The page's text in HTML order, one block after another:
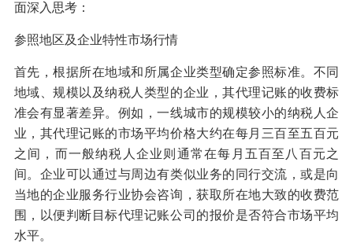
面深入思考：
参照地区及企业特性市场行情
首先，根据所在地域和所属企业类型确定参照标准。不同
地域、规模以及纳税人类型的企业，其代理记账的收费标
准会有显著差异。例如，一线城市的规模较小的纳税人企
业，其代理记账的市场平均价格大约在每月三百至五百元
之间，而一般纳税人企业则通常在每月五百至八百元之
间。企业可以通过与周边有类似业务的同行交流，或是向
当地的企业服务行业协会咨询，获取所在地大致的收费范
围，以便判断目标代理记账公司的报价是否符合市场平均
水平。